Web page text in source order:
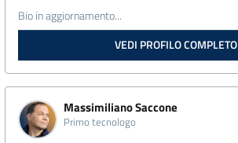
Bio in aggiornamento...
VEDI PROFILO COMPLETO
Massimiliano Saccone
Primo tecnologo